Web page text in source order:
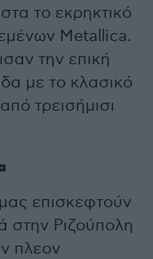
το εκρηκτικό
Metallica.
την επική
με το κλασικό
τρεισήμισι
επισκεφτούν
στην Ριζούπολη
πλεον